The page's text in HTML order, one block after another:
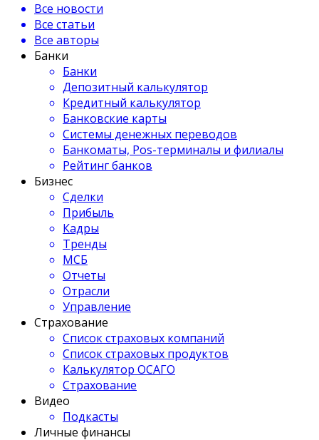
Все новости
Все статьи
Все авторы
Банки
Банки
Депозитный калькулятор
Кредитный калькулятор
Банковские карты
Системы денежных переводов
Банкоматы, Pos-терминалы и филиалы
Рейтинг банков
Бизнес
Сделки
Прибыль
Кадры
Тренды
МСБ
Отчеты
Отрасли
Управление
Страхование
Список страховых компаний
Список страховых продуктов
Калькулятор ОСАГО
Страхование
Видео
Подкасты
Личные финансы